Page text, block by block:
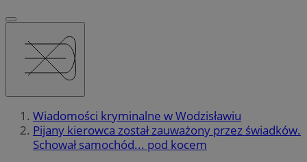
Wiadomości kryminalne w Wodzisławiu
Pijany kierowca został zauważony przez świadków.
Schował samochód... pod kocem